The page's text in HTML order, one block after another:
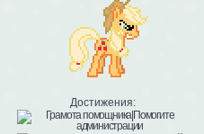
Достижения: